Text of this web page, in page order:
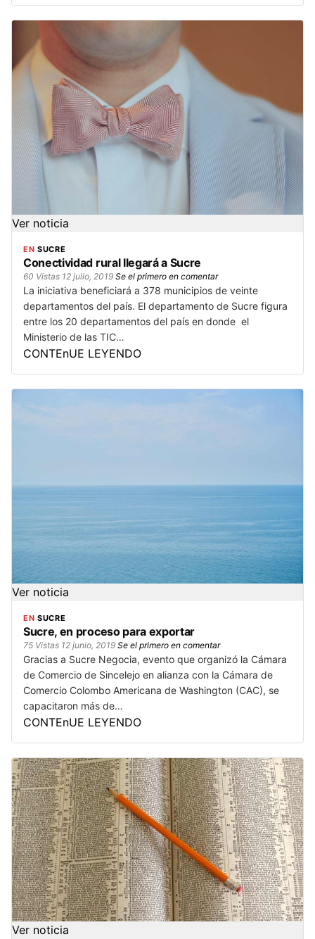
Ver noticia
EN SUCRE
Conectividad rural llegará a Sucre
60 Vistas 12 julio, 2019 Se el primero en comentar
La iniciativa beneficiará a 378 municipios de veinte
departamentos del país. El departamento de Sucre figura
entre los 20 departamentos del país en donde el
Ministerio de las TIC…
CONTEnUE LEYENDO
Ver noticia
EN SUCRE
Sucre, en proceso para exportar
75 Vistas 12 junio, 2019 Se el primero en comentar
Gracias a Sucre Negocia, evento que organizó la Cámara
de Comercio de Sincelejo en alianza con la Cámara de
Comercio Colombo Americana de Washington (CAC), se
capacitaron más de…
CONTEnUE LEYENDO
Ver noticia